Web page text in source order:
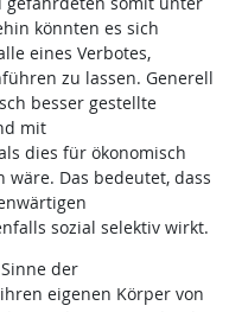
könnten es sich
eines Verbotes,
zu lassen. Generell
besser gestellte
mit
dies für ökonomisch
Das bedeutet, dass
sozial selektiv wirkt.
der
eigenen Körper von